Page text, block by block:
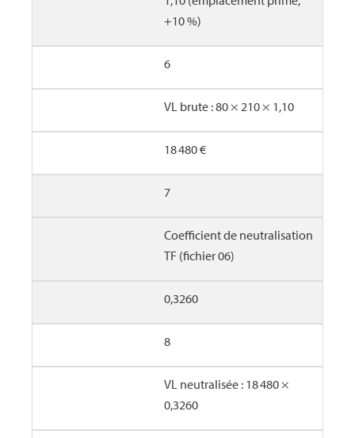
+10 %)
6
VL brute : 80 × 210 × 1,10
18 480 €
7
Coefficient de neutralisation
TF (fichier 06)
0,3260
8
VL neutralisée : 18 480 ×
0,3260